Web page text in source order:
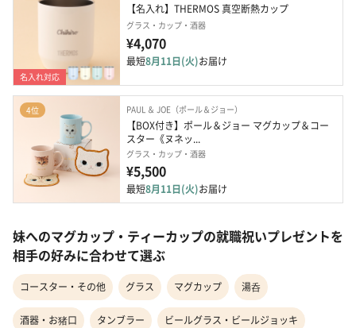
名入れ対応
【名入れ】THERMOS 真空断熱カップ
グラス・カップ・酒器
¥4,070
最短8月11日(火)お届け
4位 PAUL ＆ JOE（ポール＆ジョー）
【BOX付き】ポール＆ジョー マグカップ＆コー
スター《ヌネッ...
グラス・カップ・酒器
¥5,500
最短8月11日(火)お届け
妹へのマグカップ・ティーカップの就職祝いプレゼントを
相手の好みに合わせて選ぶ
コースター・その他 グラス マグカップ 湯呑
酒器・お猪口 タンブラー ビールグラス・ビールジョッキ